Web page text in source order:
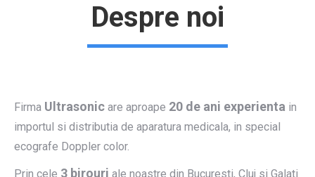
Despre noi
Firma Ultrasonic are aproape 20 de ani experienta in
importul si distributia de aparatura medicala, in special
ecografe Doppler color.
Prin cele 3 birouri ale noastre din Bucuresti, Cluj si Galati